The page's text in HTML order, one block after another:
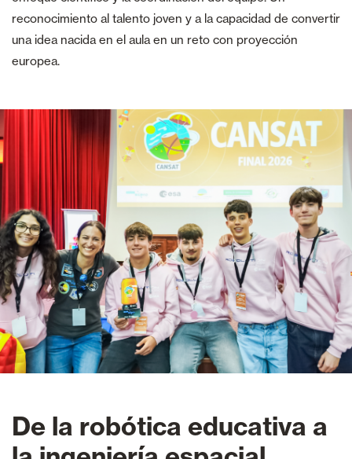
reconocimiento al talento joven y a la capacidad de convertir
una idea nacida en el aula en un reto con proyección
europea.
De la robótica educativa a